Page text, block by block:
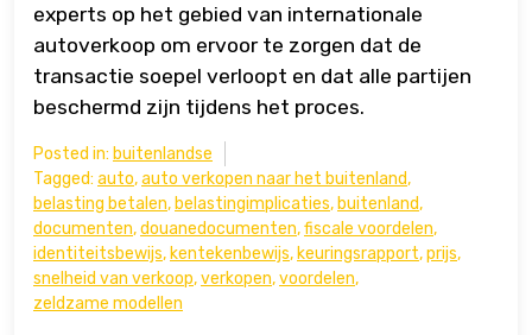
experts op het gebied van internationale
autoverkoop om ervoor te zorgen dat de
transactie soepel verloopt en dat alle partijen
beschermd zijn tijdens het proces.
Posted in: buitenlandse
Tagged: auto,auto verkopen naar het buitenland,
belasting betalen, belastingimplicaties, buitenland,
documenten,douanedocumenten,fiscale voordelen,
identiteitsbewijs, kentekenbewijs, keuringsrapport,prijs,
snelheid van verkoop,verkopen,voordelen,
zeldzame modellen